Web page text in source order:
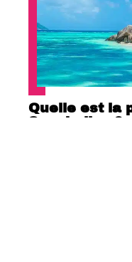
Quelle est la
Seychelles ?